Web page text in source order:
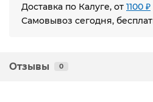
Доставка по Калуге, от 1100 ₽
Самовывоз сегодня,
Отзывы 0